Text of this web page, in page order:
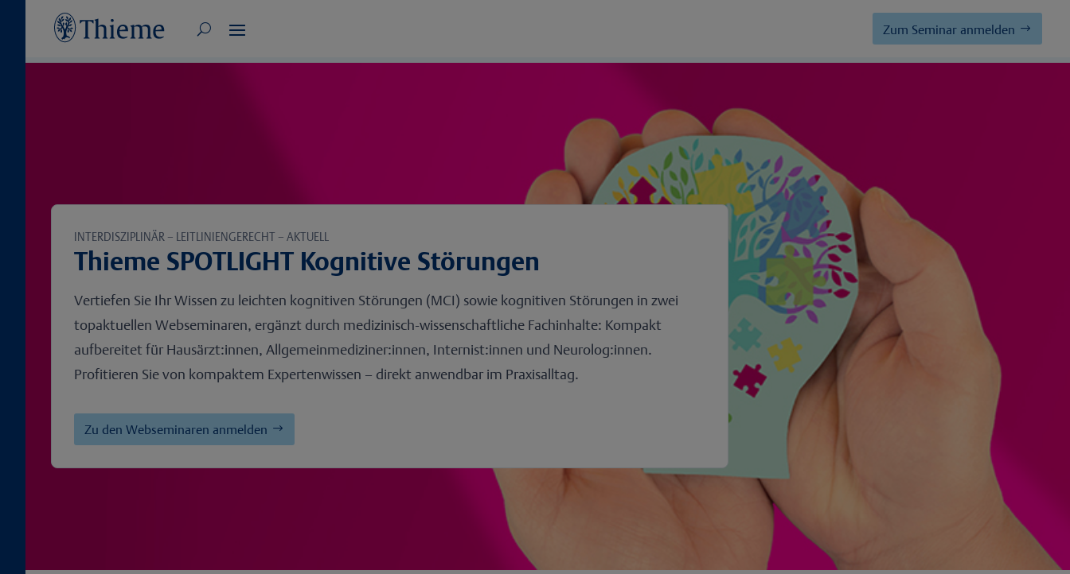
Zum Seminar anmelden
INTERDISZIPLINÄR – LEITLINIENGERECHT – AKTUELL
Thieme SPOTLIGHT Kognitive Störungen
Vertiefen Sie Ihr Wissen zu leichten kognitiven Störungen (MCI) sowie kognitiven Störungen in zwei
topaktuellen Webseminaren, ergänzt durch medizinisch-wissenschaftliche Fachinhalte: Kompakt
aufbereitet für Hausärzt:innen, Allgemeinmediziner:innen, Internist:innen und Neurolog:innen.
Profitieren Sie von kompaktem Expertenwissen – direkt anwendbar im Praxisalltag.
Zu den Webseminaren anmelden